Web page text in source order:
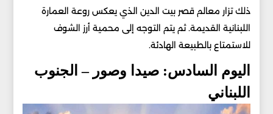
ذلك تزار معالم قصر بيت الدين الذي يعكس روعة العمارة
اللبنانية القديمة. ثم يتم التوجه إلى محمية أرز الشوف
للاستمتاع بالطبيعة الهادئة.
اليوم السادس: صيدا وصور – الجنوب
اللبناني